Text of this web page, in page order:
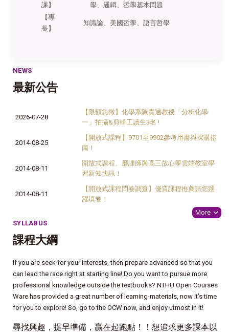
課】
學、邏輯、哲學基本問題
【專
長】
知識論、美國哲學、語言哲學
NEWS
最新公告
2026-07-28
【限額急徵】化學系陳貴通教授「分析化學
一」拍攝&剪輯工讀生3名 !
2014-08-25
【開放式課程】9701至9902參考用書與採購指
南！
2014-08-11
開放式課程、磨課師與高三放心學雲端教室學
習新知快訊！
2014-08-11
【開放式課程問卷調查】優質課程推薦請您踴
躍填卷！
More
SYLLABUS
課程大綱
If you are seek for your interests, then prepare advanced so that you
can lead the race right at starting line! Do you want to pursue more
professional knowledge outside the textbooks? NTHU Open Courses
Ware has provided a great number of learning-materials, now it’s time
for you to explore! So, go to the OCW now, and enjoy utmost in it!
尋找興趣，提早準備，贏在起跑點！！想追求更多課本以